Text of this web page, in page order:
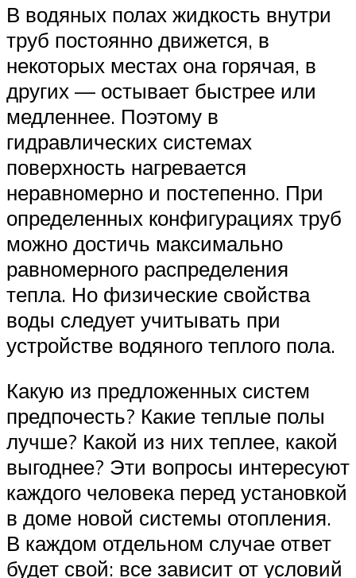
В водяных полах жидкость внутри
труб постоянно движется, в
некоторых местах она горячая, в
других — остывает быстрее или
медленнее. Поэтому в
гидравлических системах
поверхность нагревается
неравномерно и постепенно. При
определенных конфигурациях труб
можно достичь максимально
равномерного распределения
тепла. Но физические свойства
воды следует учитывать при
устройстве водяного теплого пола.
Какую из предложенных систем
предпочесть? Какие теплые полы
лучше? Какой из них теплее, какой
выгоднее? Эти вопросы интересуют
каждого человека перед установкой
в доме новой системы отопления.
В каждом отдельном случае ответ
будет свой: все зависит от условий